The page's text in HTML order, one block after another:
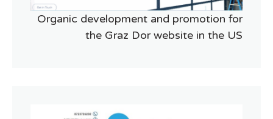
Organic development and promotion for
the Graz Dor website in the US